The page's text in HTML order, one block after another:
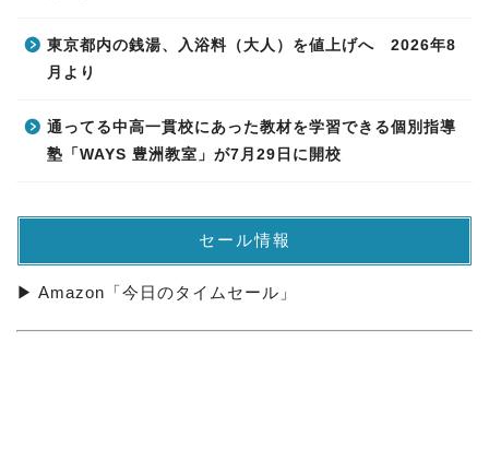
東京都内の銭湯、入浴料（大人）を値上げへ 2026年8
月より
通ってる中高一貫校にあった教材を学習できる個別指導
塾「WAYS 豊洲教室」が7月29日に開校
セール情報
▶ Amazon「今日のタイムセール」